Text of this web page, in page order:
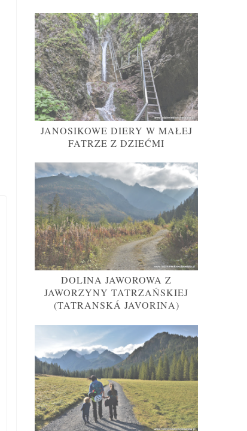
JANOSIKOWE DIERY W MAŁEJ
FATRZE Z DZIEĆMI
DOLINA JAWOROWA Z
JAWORZYNY TATRZAŃSKIEJ
(TATRANSKÁ JAVORINA)